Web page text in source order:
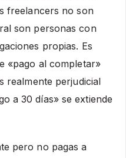
freelancers no son
son personas con
propias. Es
«pago al completar»
realmente perjudicial
a 30 días» se extiende
pero no pagas a